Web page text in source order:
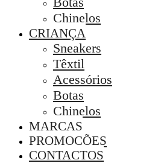
Chinelos
CRIANÇA
Sneakers
Têxtil
Acessórios
Botas
Chinelos
MARCAS
PROMOÇÕES
CONTACTOS